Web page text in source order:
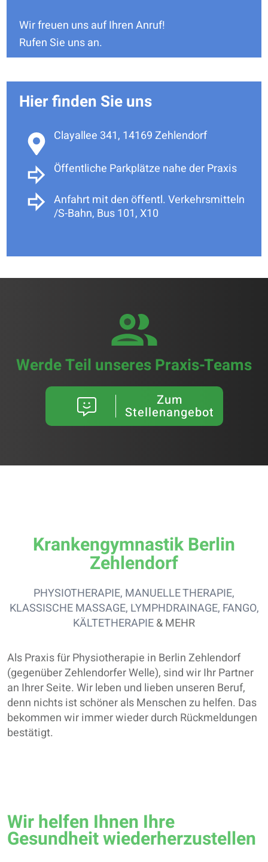
Wir freuen uns auf Ihren Anruf!
Rufen Sie uns an.
Hier finden Sie uns
Clayallee 341, 14169 Zehlendorf
Öffentliche Parkplätze nahe der Praxis
Anfahrt mit den öffentl. Verkehrsmitteln
/S-Bahn, Bus 101, X10
Werde Teil unseres Praxis-Teams
Zum
Stellenangebot
Krankengymnastik Berlin
Zehlendorf
PHYSIOTHERAPIE, MANUELLE THERAPIE,
KLASSISCHE MASSAGE, LYMPHDRAINAGE, FANGO,
KÄLTETHERAPIE&MEHR
Als Praxis für Physiotherapie in Berlin Zehlendorf
(gegenüber Zehlendorfer Welle), sind wir Ihr Partner
an Ihrer Seite. Wir leben und lieben unseren Beruf,
denn nichts ist schöner als Menschen zu helfen. Das
bekommen wir immer wieder durch Rückmeldungen
bestätigt.
Wir helfen Ihnen Ihre
Gesundheit wiederherzustellen